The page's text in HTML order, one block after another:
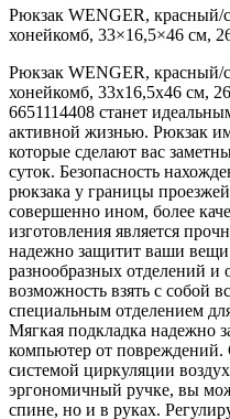
Рюкзак WENGER, красный/
хонейкомб, 33×16,5×46 см,
Рюкзак WENGER, красный/
хонейкомб, 33x16,5x46 см,
6651114408 станет
активной жизнью. Рюкзак
которые сделают вас
суток. Безопасность
рюкзака у границы
совершенно ином, более
изготовления является
надежно защитит ваши
разнообразных отделений и
возможность взять с собой
специальным отделением
Мягкая подкладка надежно
компьютер от
системой циркуляции
эргономичный ручке, вы
спине, но и в руках.